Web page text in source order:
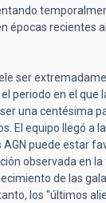
épocas recientes
ser
periodo en el que
una centésima
El equipo llegó a
AGN puede estar
observada en
de las
los "últimos